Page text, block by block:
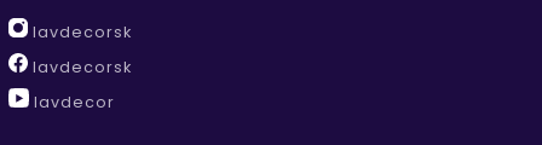
lavdecorsk
lavdecorsk
lavdecor